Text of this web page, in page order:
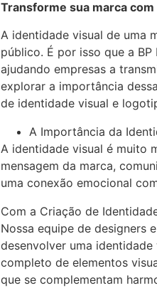
Transforme sua marca
A identidade visual de uma
público. É por isso que a
ajudando empresas a
explorar a importância
de identidade visual e
A Importância da
A identidade visual é muito
mensagem da marca,
uma conexão emocional
Com a Criação de
Nossa equipe de designers
desenvolver uma
completo de elementos
que se complementam